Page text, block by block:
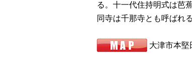
る。十一代住持明式は芭
同寺は千那寺とも呼ばれ
大津市本堅